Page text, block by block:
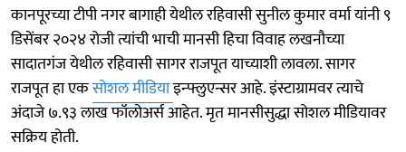
कानपूरच्या टीपी नगर बागाही येथील रहिवासी सुनील कुमार वर्मा यांनी ९
डिसेंबर २०२४ रोजी त्यांची भाची मानसी हिचा विवाह लखनौच्या
सादातगंज येथील रहिवासी सागर राजपूत याच्याशी लावला. सागर
राजपूत हा एकसोशल मीडियाइन्फ्लुएन्सर आहे. इंस्टाग्रामवर त्याचे
अंदाजे ७.९३ लाख फॉलोअर्स आहेत. मृत मानसीसुद्धा सोशल मीडियावर
सक्रिय होती.